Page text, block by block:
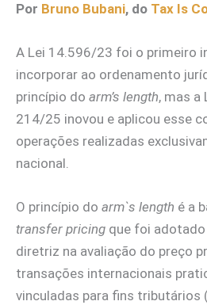
Por Bruno Bubani, do Tax Is
A Lei 14.596/23 foi o primeiro
incorporar ao ordenamento
princípio do arm’s length, mas a
214/25 inovou e aplicou esse
operações realizadas
nacional.
O princípio do arm`s length é a
transfer pricing que foi adotado
diretriz na avaliação do preço
transações internacionais
vinculadas para fins tributários